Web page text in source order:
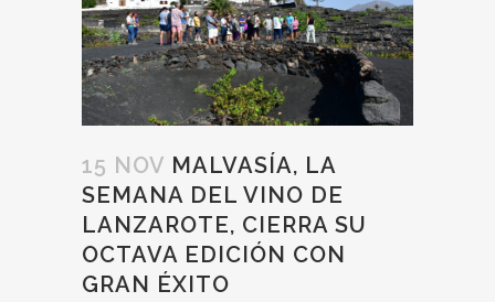
15 NOV MALVASÍA, LA
SEMANA DEL VINO DE
LANZAROTE, CIERRA SU
OCTAVA EDICIÓN CON
GRAN ÉXITO